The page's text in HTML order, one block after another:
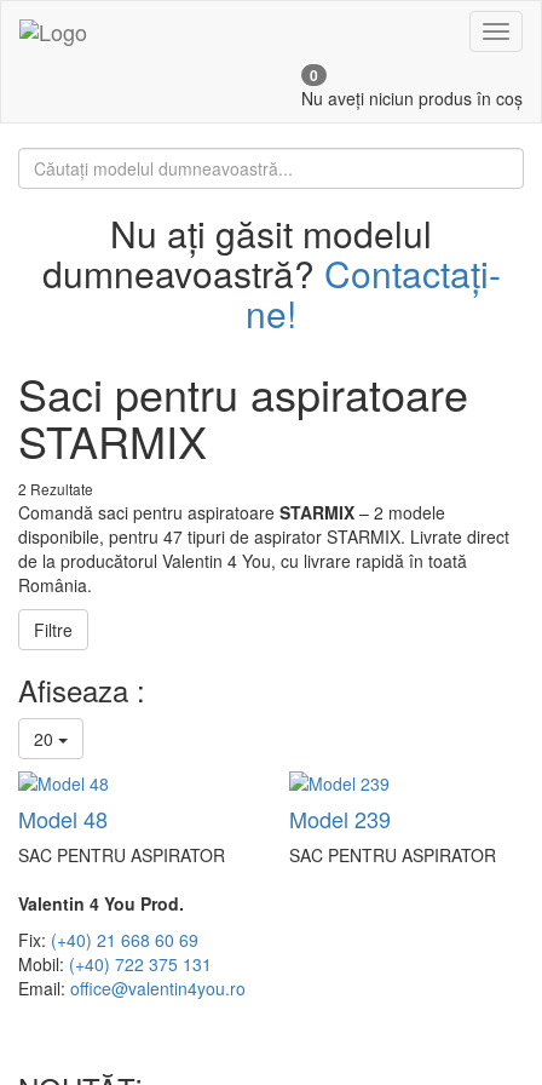
0
Nu aveți niciun produs în coș
Nu ați găsit modelul
dumneavoastră? Contactați-
ne!
Saci pentru aspiratoare
STARMIX
2 Rezultate
Comandă saci pentru aspiratoare STARMIX – 2 modele
disponibile, pentru 47 tipuri de aspirator STARMIX. Livrate direct
de la producătorul Valentin 4 You, cu livrare rapidă în toată
România.
Filtre
Afiseaza :
20
Model 48
SAC PENTRU ASPIRATOR
Model 239
SAC PENTRU ASPIRATOR
Valentin 4 You Prod.
Fix: (+40) 21 668 60 69
Mobil: (+40) 722 375 131
Email: office@valentin4you.ro